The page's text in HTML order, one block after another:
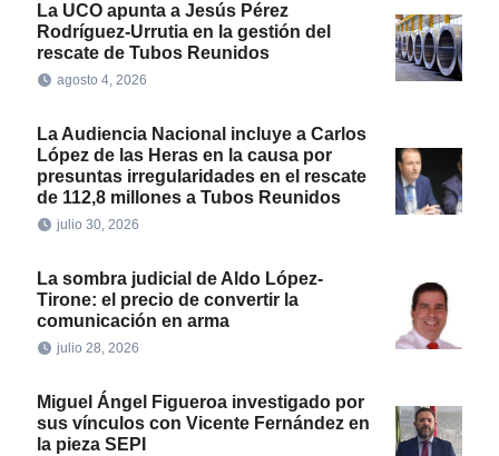
La UCO apunta a Jesús Pérez
Rodríguez-Urrutia en la gestión del
rescate de Tubos Reunidos
agosto 4, 2026
La Audiencia Nacional incluye a Carlos
López de las Heras en la causa por
presuntas irregularidades en el rescate
de 112,8 millones a Tubos Reunidos
julio 30, 2026
La sombra judicial de Aldo López-
Tirone: el precio de convertir la
comunicación en arma
julio 28, 2026
Miguel Ángel Figueroa investigado por
sus vínculos con Vicente Fernández en
la pieza SEPI